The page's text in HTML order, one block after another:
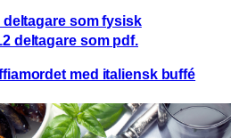
deltagare som fysisk
deltagare som pdf.
med italiensk buffé